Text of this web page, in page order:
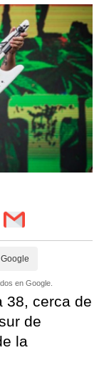
en Google.
38, cerca de
de
la